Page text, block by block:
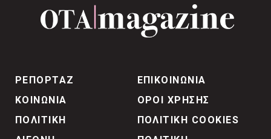
ΡΕΠΟΡΤΑΖ
ΚΟΙΝΩΝΙΑ
ΠΟΛΙΤΙΚΗ
ΕΠΙΚΟΙΝΩΝΙΑ
ΟΡΟΙ ΧΡΗΣΗΣ
ΠΟΛΙΤΙΚΗ COOKIES